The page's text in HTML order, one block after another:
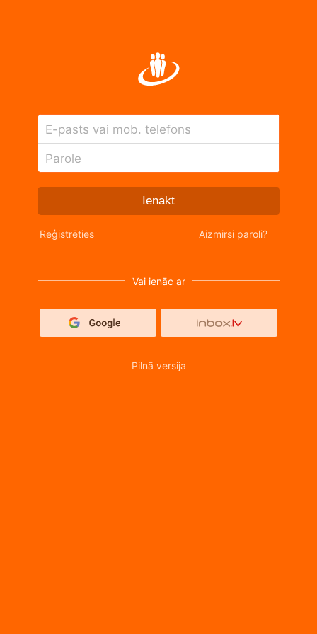
E-pasts vai mob. telefons
Parole
Ienākt
Reģistrēties Aizmirsi paroli?
Vai ienāc ar
Pilnā versija